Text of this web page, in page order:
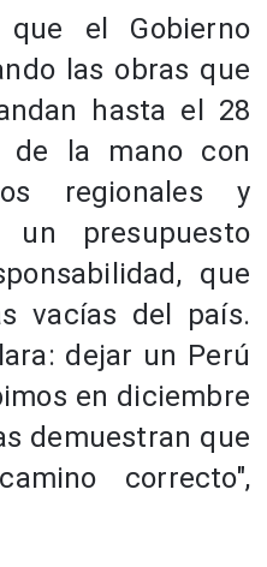
el Gobierno
las obras que
hasta el 28
de la mano con
regionales y
un presupuesto
que
vacías del país.
dejar un Perú
en diciembre
demuestran que
correcto",